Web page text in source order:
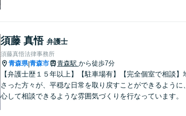
須藤 真悟 弁護士
須藤真悟法律事務所
青森県|青森市 青森駅 から徒歩7分
【弁護士歴１５年以上】【駐車場有】【完全個室で相談
さった方々が、平穏な日常を取り戻すことができるよう
心して相談できるような雰囲気づくりを行なっています。